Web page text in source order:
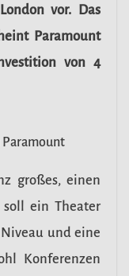
vor. Das
Paramount
von 4
Paramount
großes, einen
soll ein Theater
Niveau und eine
Konferenzen